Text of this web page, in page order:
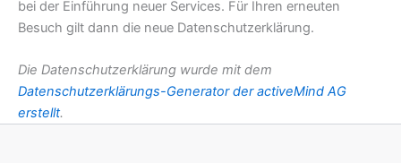
bei der Einführung neuer Services. Für Ihren erneuten
Besuch gilt dann die neue Datenschutzerklärung.
Die Datenschutzerklärung wurde mit dem
Datenschutzerklärungs-Generator der activeMind AG
erstellt.